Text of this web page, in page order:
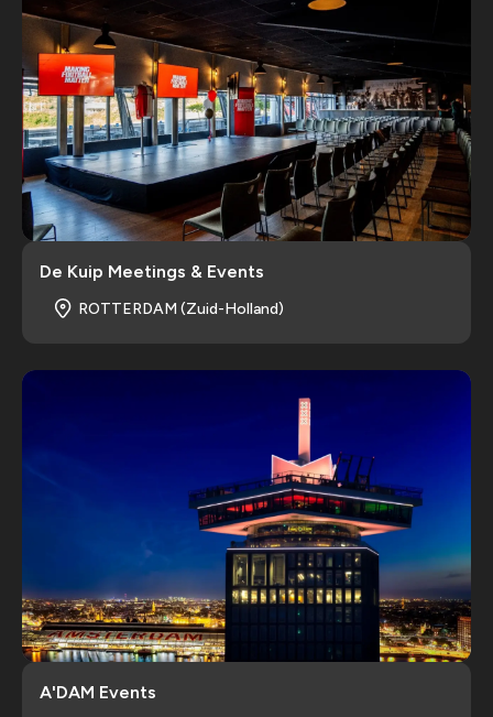
De Kuip Meetings & Events
ROTTERDAM (Zuid-Holland)
A'DAM Events